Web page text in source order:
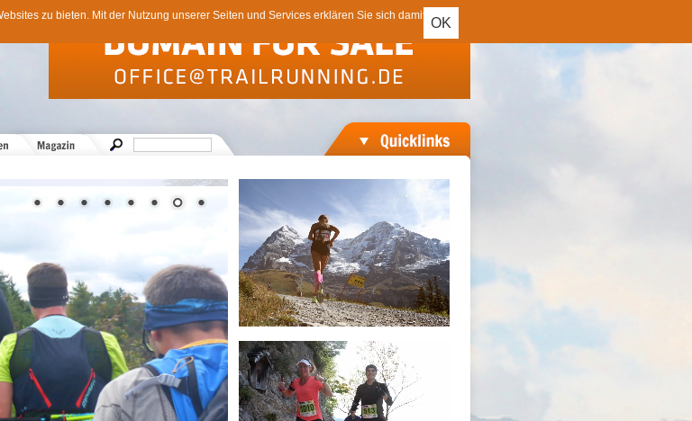
OK
zu bieten. Mit der Nutzung unserer Seiten und Services erklären Sie sich damit